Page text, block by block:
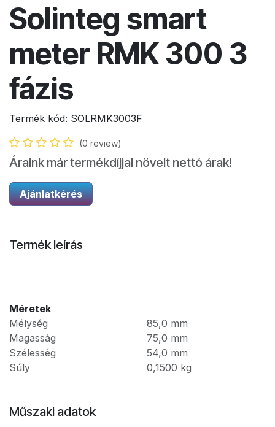
Solinteg smart
meter RMK 300 3
fázis
Termék kód: SOLRMK3003F
(0 review)
Áraink már termékdíjjal növelt nettó árak!
Ajánlatkérés
Termék leírás
Méretek
Mélység
85,0 mm
Magasság
75,0 mm
Szélesség
54,0 mm
Súly
0,1500 kg
Műszaki adatok